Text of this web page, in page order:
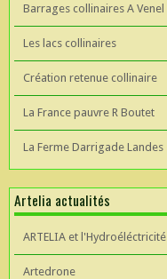
Barrages collinaires A Venel
Les lacs collinaires
Création retenue collinaire
La France pauvre R Boutet
La Ferme Darrigade Landes
Artelia actualités
ARTELIA et l'Hydroéléctricité
Artedrone